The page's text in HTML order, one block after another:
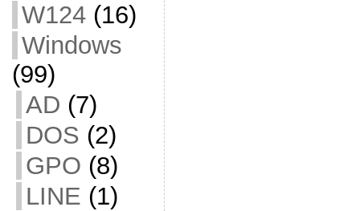
W124(16)
Windows
(99)
AD (7)
DOS (2)
GPO (8)
LINE (1)